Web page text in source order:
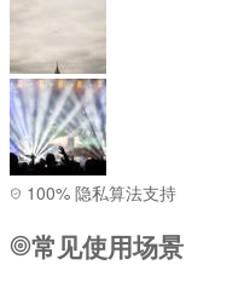
100% 隐私算法支持
常见使用场景